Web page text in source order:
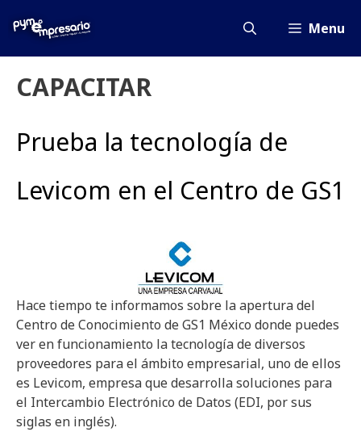
Menu
CAPACITAR
Prueba la tecnología de
Levicom en el Centro de GS1
Hace tiempo te informamos sobre la apertura del
Centro de Conocimiento de GS1 México donde puedes
ver en funcionamiento la tecnología de diversos
proveedores para el ámbito empresarial, uno de ellos
es Levicom, empresa que desarrolla soluciones para
el Intercambio Electrónico de Datos (EDI, por sus
siglas en inglés).